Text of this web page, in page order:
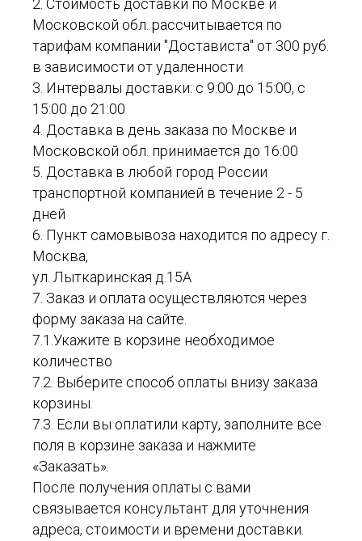
2. Стоимость доставки по Москве и
Московской обл. рассчитывается по
тарифам компании "Достависта" от 300 руб.
в зависимости от удаленности
3. Интервалы доставки: с 9:00 до 15:00, с
15:00 до 21:00
4. Доставка в день заказа по Москве и
Московской обл. принимается до 16:00
5. Доставка в любой город России
транспортной компанией в течение 2 - 5
дней
6. Пункт самовывоза находится по адресу г.
Москва,
ул. Лыткаринская д.15А
7. Заказ и оплата осуществляются через
форму заказа на сайте.
7.1.Укажите в корзине необходимое
количество
7.2. Выберите способ оплаты внизу заказа
корзины.
7.3. Если вы оплатили карту, заполните все
поля в корзине заказа и нажмите
«Заказать».
После получения оплаты с вами
связывается консультант для уточнения
адреса, стоимости и времени доставки.